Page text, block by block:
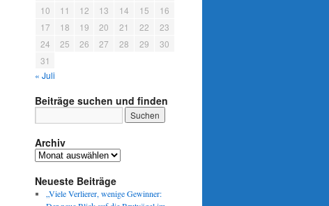
10
11 12 13 14 15
16
17
18 19 20 21 22
23
24
25 26 27 28 29
30
31
« Juli
Beiträge suchen und finden
Archiv
Archiv
Neueste Beiträge
„Viele Verlierer, wenige Gewinner: